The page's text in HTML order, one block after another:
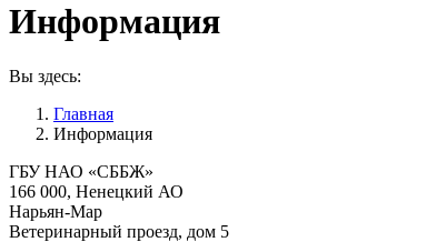
Информация
Вы здесь:
Главная
Информация
ГБУ НАО «СББЖ»
166 000, Ненецкий АО
Нарьян-Мар
Ветеринарный проезд, дом 5